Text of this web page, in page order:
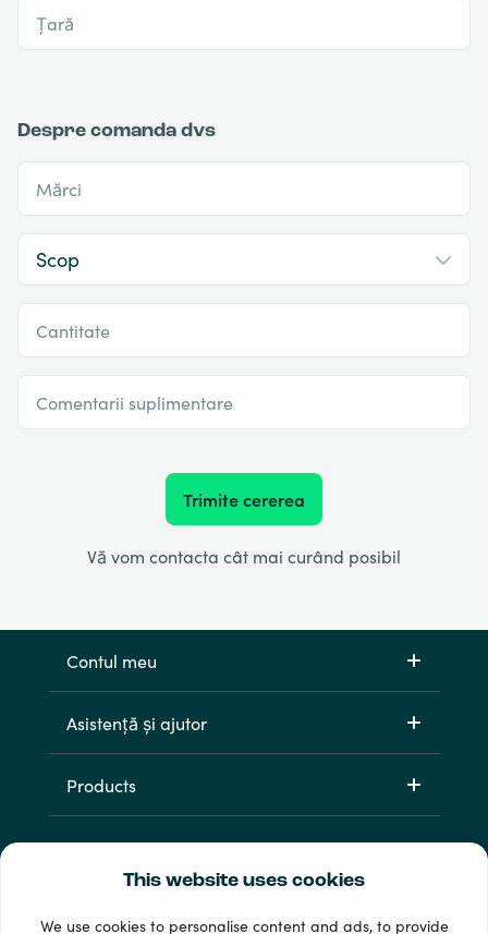
This website uses cookies
We use cookies to personalise content and ads, to provide
Țară
Despre comanda dvs
Mărci
Cantitate
Comentarii suplimentare
Trimite cererea
Vă vom contacta cât mai curând posibil
Contul meu
Asistență și ajutor
Products